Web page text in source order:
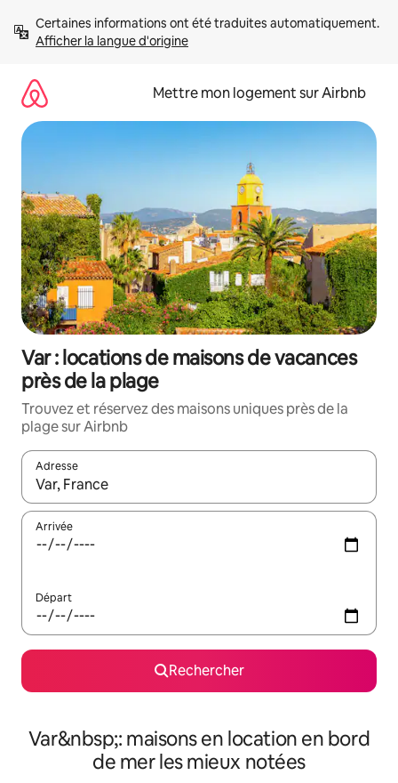
directement
Afficher la langue d'origine
Mettre mon logement sur Airbnb
Var : locations de maisons de vacances
près de la plage
Trouvez et réservez des maisons uniques près de la
plage sur Airbnb
Adresse
Lorsque les résultats s'affichent, utilisez les flèches vers le
Arrivée
Départ
Rechercher
Var&nbsp;: maisons en location en bord
de mer les mieux notées